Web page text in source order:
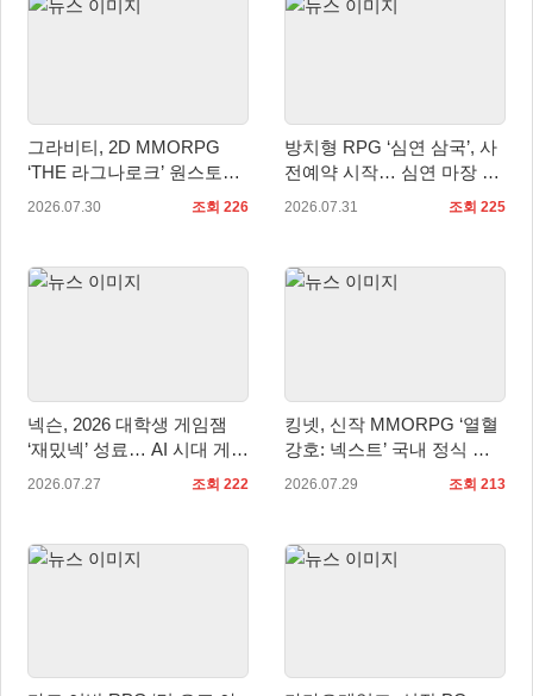
그라비티, 2D MMORPG
‘THE 라그나로크’ 원스토어
및 갤럭시 스토어 정식 론칭!
2026.07.30 조회 226
방치형 RPG ‘심연 삼국’, 사
전예약 시작… 심연 마장 수
집·육성 예고
2026.07.31 조회 225
넥슨, 2026 대학생 게임잼
‘재밌넥’ 성료… AI 시대 게임
인재 발굴
2026.07.27 조회 222
킹넷, 신작 MMORPG ‘열혈
강호: 넥스트’ 국내 정식 출
시
2026.07.29 조회 213